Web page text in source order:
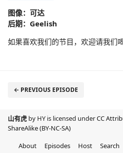
图像：可达
后期：Geelish
如果喜欢我们的节目，欢迎请我们
← PREVIOUS EPISODE
山有虎 by HY is licensed underCC
ShareAlike (BY-NC-SA)
About
Episodes Host Search